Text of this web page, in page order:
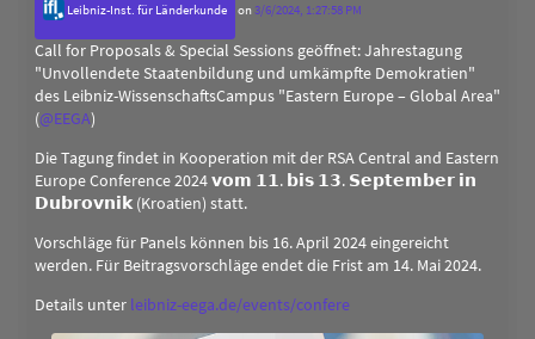
Leibniz-Inst. für Länderkunde on3/6/2024, 1:27:58 PM
Call for Proposals & Special Sessions geöffnet: Jahrestagung
"Unvollendete Staatenbildung und umkämpfte Demokratien"
des Leibniz-WissenschaftsCampus "Eastern Europe – Global Area"
(@EEGA)
Die Tagung findet in Kooperation mit der RSA Central and Eastern
Europe Conference 2024 𝘃𝗼𝗺 𝟭𝟭. 𝗯𝗶𝘀 𝟭𝟯. 𝗦𝗲𝗽𝘁𝗲𝗺𝗯𝗲𝗿 𝗶𝗻
𝗗𝘂𝗯𝗿𝗼𝘃𝗻𝗶𝗸 (Kroatien) statt.
Vorschläge für Panels können bis 16. April 2024 eingereicht
werden. Für Beitragsvorschläge endet die Frist am 14. Mai 2024.
Details unter leibniz-eega.de/events/confere